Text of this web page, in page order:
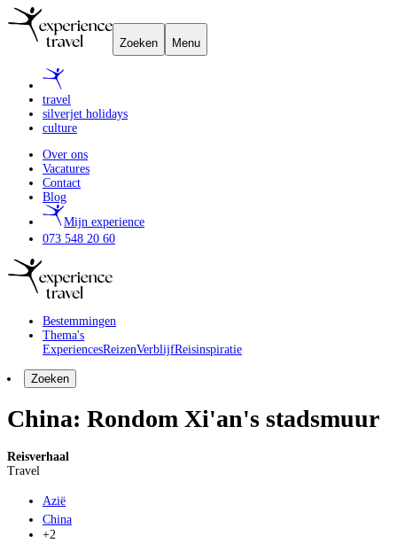
Zoeken Menu
travel
silverjet holidays
culture
Over ons
Vacatures
Contact
Blog
Mijn experience
073 548 20 60
Bestemmingen
Thema's
ExperiencesReizenVerblijfReisinspiratie
Zoeken
China: Rondom Xi'an's stadsmuur
Reisverhaal
Travel
Azië
China
+2